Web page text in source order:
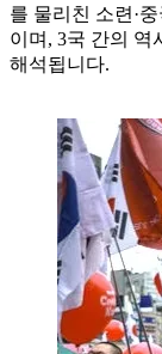
를 물리친 소련·
이며, 3국 간의 역
해석됩니다.